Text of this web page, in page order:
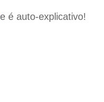
e é auto-explicativo!